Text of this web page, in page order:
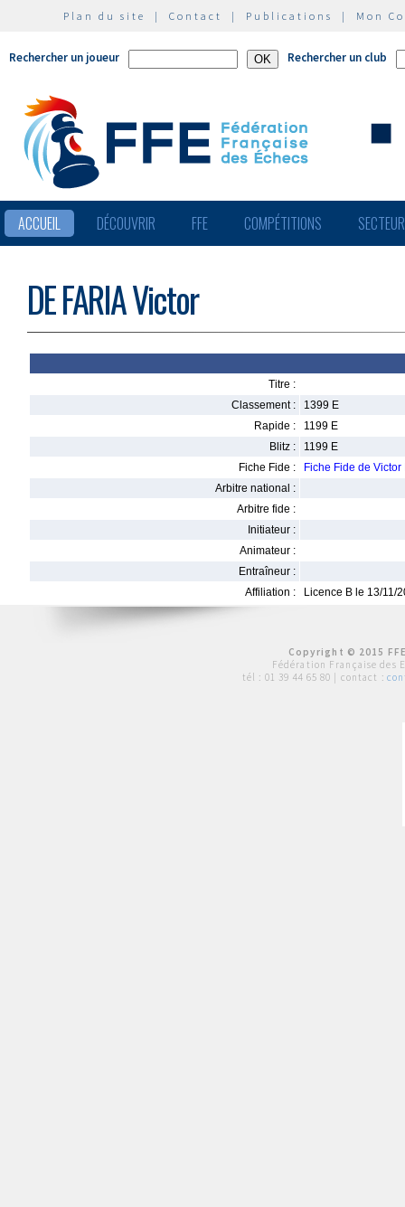
Plan du site | Contact | Publications | Mon
Rechercher un joueur Rechercher un club
ACCUEIL DÉCOUVRIR FFE COMPÉTITIONS
DE FARIA Victor
Titre :
Classement :
1399 E
Rapide :
1199 E
Blitz :
1199 E
Fiche Fide :
Fiche Fide de Victor
Arbitre national :
Arbitre fide :
Initiateur :
Animateur :
Entraîneur :
Affiliation :
Licence B le 13/11/
Copyright © 2015
Fédération Française des
tél : 01 39 44 65 80 | contact :